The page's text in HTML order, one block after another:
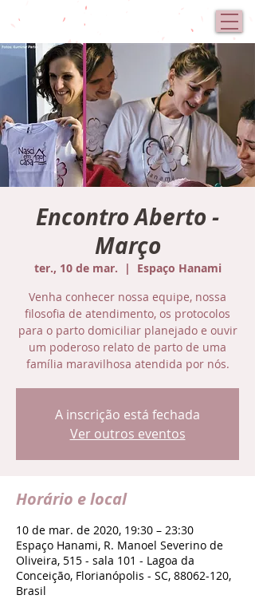
Encontro Aberto -
Março
ter., 10 de mar.
  |
Espaço Hanami
Venha conhecer nossa equipe, nossa
filosofia de atendimento, os protocolos
para o parto domiciliar planejado e ouvir
um poderoso relato de parto de uma
família maravilhosa atendida por nós.
A inscrição está fechada
Ver outros eventos
Horário e local
10 de mar. de 2020, 19:30 – 23:30
Espaço Hanami, R. Manoel Severino de
Oliveira, 515 - sala 101 - Lagoa da
Conceição, Florianópolis - SC, 88062-120,
Brasil